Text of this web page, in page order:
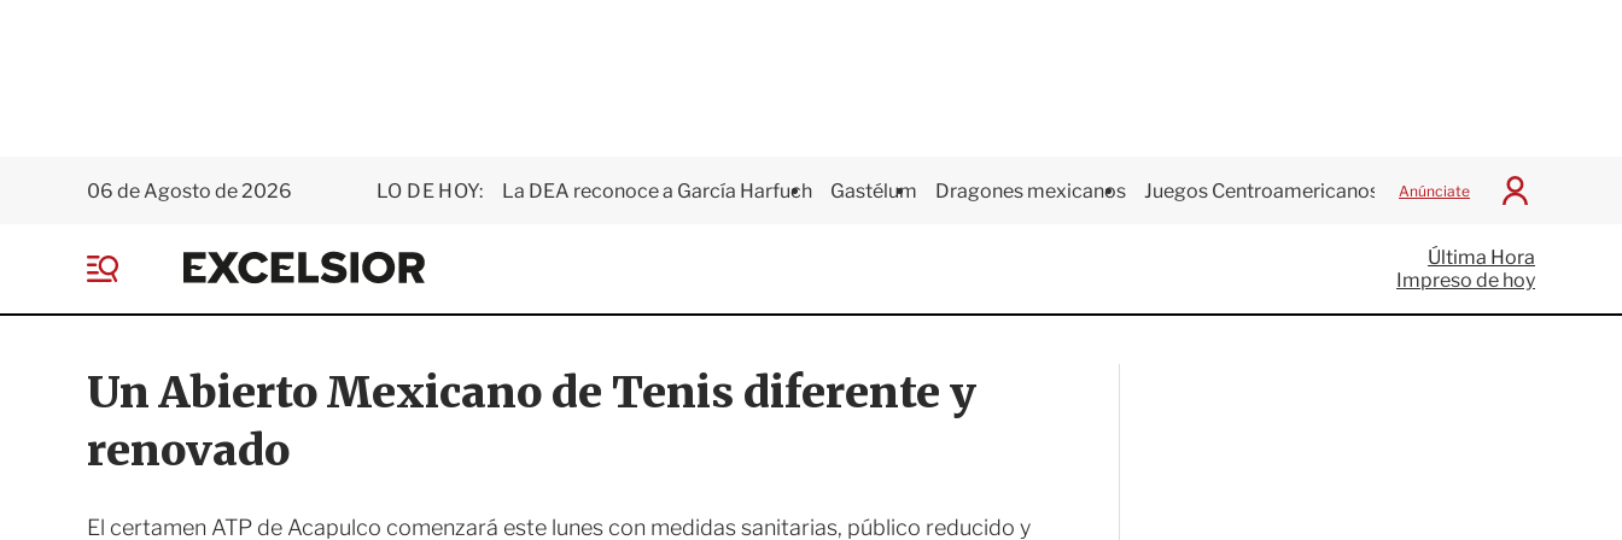
06 de Agosto de 2026 LO DE HOY: La DEA reconoce a García Harfuch Gastélum Dragones mexicanos Juegos Centroamericanos Anúnciate
I
c
i
a
E
x
e
s
i
o
e
Última Hora
Impreso de hoy
Un Abierto Mexicano de Tenis diferente y
renovado
El certamen ATP de Acapulco comenzará este lunes con medidas sanitarias, público reducido y